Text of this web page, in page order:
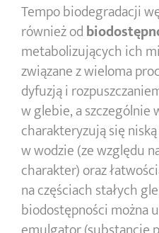
Tempo biodegradacji
również od
metabolizujących ich
związane z wieloma
dyfuzją i
w glebie, a szczególnie
charakteryzują się
w wodzie (ze względu
charakter) oraz
na częściach stałych
biodostępności można